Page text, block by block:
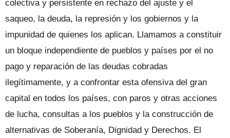
colectiva y persistente en rechazo del ajuste y el
saqueo, la deuda, la represión y los gobiernos y la
impunidad de quienes los aplican. Llamamos a constituir
un bloque independiente de pueblos y países por el no
pago y reparación de las deudas cobradas
ilegítimamente, y a confrontar esta ofensiva del gran
capital en todos los países, con paros y otras acciones
de lucha, consultas a los pueblos y la construcción de
alternativas de Soberanía, Dignidad y Derechos. El